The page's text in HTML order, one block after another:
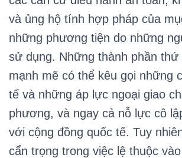
và ủng hộ tính hợp pháp của
những phương tiện do những
sử dụng. Những thành phần
mạnh mẽ có thể kêu gọi những
tế và những áp lực ngoại giao
phương, và ngay cả nỗ lực cô
với cộng đồng quốc tế. Tuy
cẩn trọng trong việc lệ thuộc